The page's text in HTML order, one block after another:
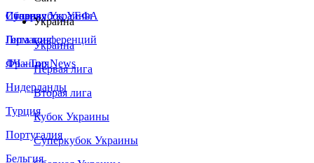
Сборная Украины
Италия
Германия
Франция
Нидерланды
Турция
Португалия
Бельгия
Суперкубок УЕФА
Лига конференций
ЛЧ - Top News
Украина
Украина
Первая лига
Вторая лига
Кубок Украины
Суперкубок Украины